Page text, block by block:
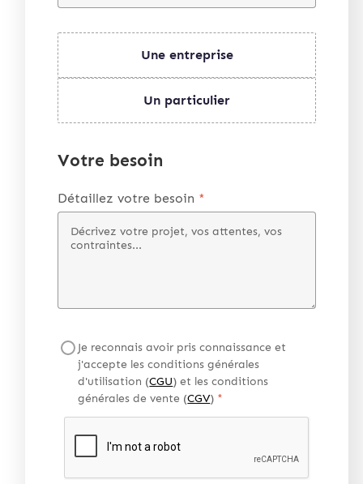
Une entreprise
Un particulier
Votre besoin
Détaillez votre besoin *
Je reconnais avoir pris connaissance et
j'accepte les conditions générales
d'utilisation (CGU) et les conditions
générales de vente (CGV) *